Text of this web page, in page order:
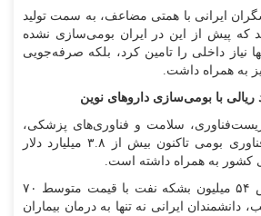
ایرانی با همتی مضاعف، به سمت تولید
که پیش از این در ایران بومی‌سازی نشده
نیاز داخلی را تامین کرد، بلکه صرفه‌جویی
به همراه داشت.
سلامت و فناوری‌های پزشکی،
تولید دارو‌های زیست‌فناوری بومی تاکنون بیش از ۳.۸ میلیارد دلار
کشور به همراه داشته است.
این رقم معادل فروش ۵۴ میلیون بشکه نفت با قیمت متوسط ۷۰
دانشمندان ایرانی نه تنها به درمان بیماران